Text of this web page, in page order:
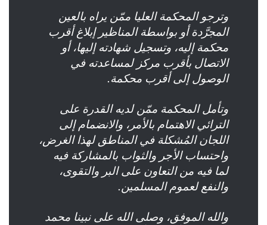
وترجو المحكمة العليا ممّن يراه بالعين
المجرَّدة أو بواسطة المناظير إبلاغ أقرب
محكمة إليه، وتسجيل شهادته إليها، أو
الاتصال بأقرب مركز لمساعدته في
الوصول إلى أقرب محكمة.
وتأمل المحكمة ممّن لديه القدرة على
الترائي الاهتمام بالأمر، والانضمام إلى
اللجان المُشكلة في المناطق لهذا الغرض،
واحتساب الأجر والثواب بالمشاركة فيه
لما فيه من التعاون على البر والتقوى،
والنفع لعموم المسلمين.
والله الموفق، وصلى الله على نبينا محمد